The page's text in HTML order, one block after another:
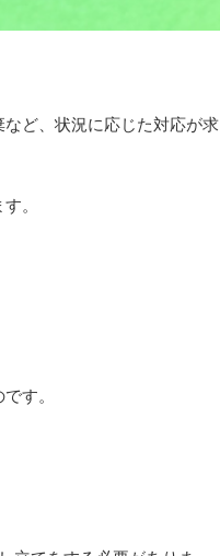
ど、状況に応じた対応が求
。
す。